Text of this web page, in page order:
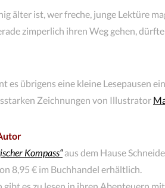
älter ist, wer freche, junge Lektüre
zimperlich ihren Weg gehen,
es übrigens eine kleine Lesepausen
Zeichnungen von Illustrator
Kompass“aus dem Hause
8,95 € im Buchhandel erhältlich.